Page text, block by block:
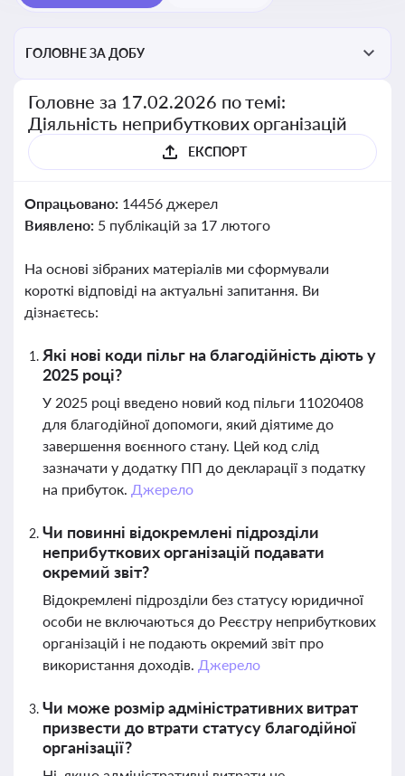
ГОЛОВНЕ ЗА ДОБУ
Головне за 17.02.2026 по темі:
Діяльність неприбуткових організацій
ЕКСПОРТ
Опрацьовано: 14456 джерел
Виявлено: 5 публікацій за 17 лютого
На основі зібраних матеріалів ми сформували
короткі відповіді на актуальні запитання. Ви
дізнаєтесь:
Які нові коди пільг на благодійність діють у
2025 році?
У 2025 році введено новий код пільги 11020408
для благодійної допомоги, який діятиме до
завершення воєнного стану. Цей код слід
зазначати у додатку ПП до декларації з податку
на прибуток. Джерело
Чи повинні відокремлені підрозділи
неприбуткових організацій подавати
окремий звіт?
Відокремлені підрозділи без статусу юридичної
особи не включаються до Реєстру неприбуткових
організацій і не подають окремий звіт про
використання доходів. Джерело
Чи може розмір адміністративних витрат
призвести до втрати статусу благодійної
організації?